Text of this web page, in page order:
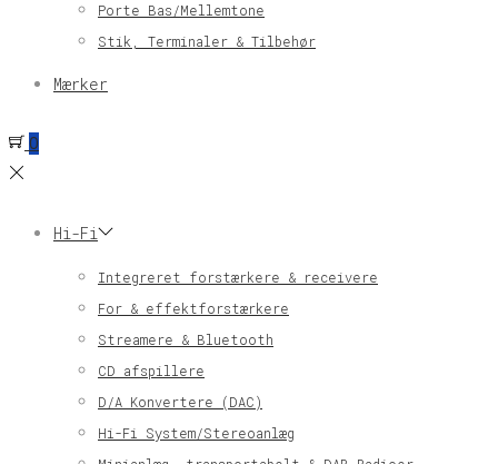
Porte Bas/Mellemtone
Stik, Terminaler & Tilbehør
Mærker
0
Hi-Fi
Integreret forstærkere & receivere
For & effektforstærkere
Streamere & Bluetooth
CD afspillere
D/A Konvertere (DAC)
Hi-Fi System/Stereoanlæg